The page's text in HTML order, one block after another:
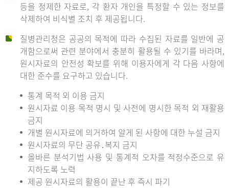
등을 정제한 자료로, 각 환자 개인을 특정할 수 있는 정보를
삭제하여 비식별 조치 후 제공됩니다.
질병관리청은 공공의 목적에 따라 수집된 자료를 일반에 공
개함으로써 관련 분야에서 충분히 활용될 수 있기를 바라며,
원시자료의 안전성 확보를 위해 이용자에게 각 다음 사항에
대한 준수를 요구하고 있습니다.
통계 목적 외 이용 금지
원시자료 이용 목적 명시 및 사전에 명시한 목적 외 재활용
금지
개별 원시자료에 의거하여 알게 된 사항에 대한 누설 금지
원시자료의 무단 공유․복지 금지
올바른 분석기법 사용 및 통계적 오차를 적정수준으로 유
지하도록 노력
제공 원시자료의 활용이 끝난 후 즉시 파기